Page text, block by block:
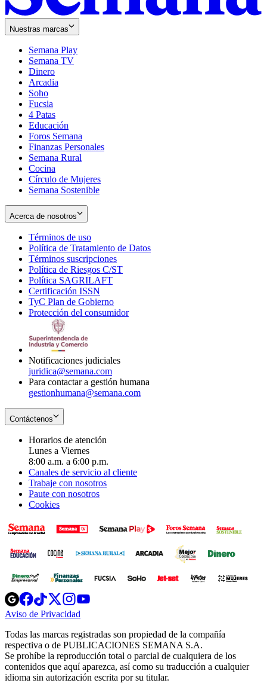
Nuestras marcas
Semana Play
Semana TV
Dinero
Arcadia
Soho
in
new
window
Fucsia
in
new
window
4 Patas
Educación
Foros Semana
Finanzas Personales
Semana Rural
Cocina
Círculo de Mujeres
Semana Sostenible
Acerca de nosotros
Términos de uso
in
new
window
Política de Tratamiento de Datos
Términos suscripciones
in
Política de Riesgos C/ST
Política SAGRILAFT
new
window
Certificación ISSN
in
new
TyC Plan de Gobierno
in
Protección del consumidorOpens
Notificaciones judiciales
juridica@semana.com
Para contactar a gestión humana
gestionhumana@semana.com
Contáctenos
Horarios de atención
Lunes a Viernes
8:00 a.m. a 6:00 p.m.
Canales de servicio al cliente
Trabaje con nosotros
Paute con nosotros
Cookies
Opens
in
new
Opens
in
new
Opens
in
new
window
Opens
new
windowwindow
Aviso de Privacidad
new
window
Todas las marcas registradas son propiedad de la compañía
respectiva o de PUBLICACIONES SEMANA S.A.
Se prohíbe la reproducción total o parcial de cualquiera de los
contenidos que aquí aparezca, así como su traducción a cualquier
idioma sin autorización escrita por su titular.